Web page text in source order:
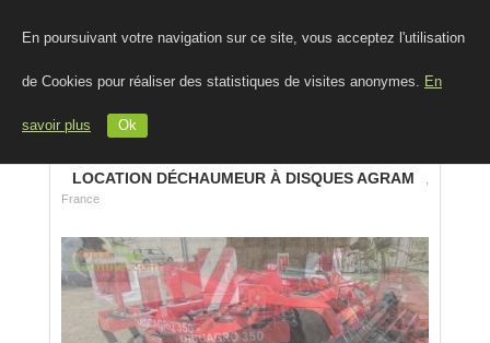
En poursuivant votre navigation sur ce site, vous acceptez l'utilisation
de Cookies pour réaliser des statistiques de visites anonymes. En
savoir plus Ok
LOCATION DÉCHAUMEUR À DISQUES AGRAM
France